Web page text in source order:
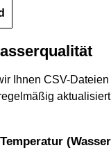
Ihnen CSV-